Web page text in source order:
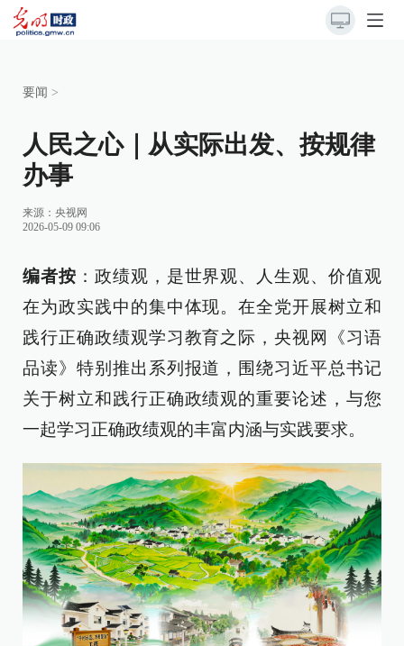
要闻 >
人民之心｜从实际出发、按规律
办事
来源： 央视网
2026-05-09 09:06
编者按 ：政绩观，是世界观、人生观、价值观
在为政实践中的集中体现。在全党开展树立和
践行正确政绩观学习教育之际，央视网《习语
品读》特别推出系列报道，围绕习近平总书记
关于树立和践行正确政绩观的重要论述，与您
一起学习正确政绩观的丰富内涵与实践要求。